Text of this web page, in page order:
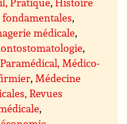
fondamentales,
médicale,
,
Paramédical, Médico-
, Médecine
Revues
,